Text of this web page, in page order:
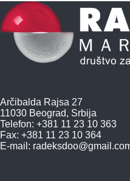
Arčibalda Rajsa 27
11030 Beograd, Srbija
Telefon: +381 11 23 10 363
Fax: +381 11 23 10 364
E-mail: